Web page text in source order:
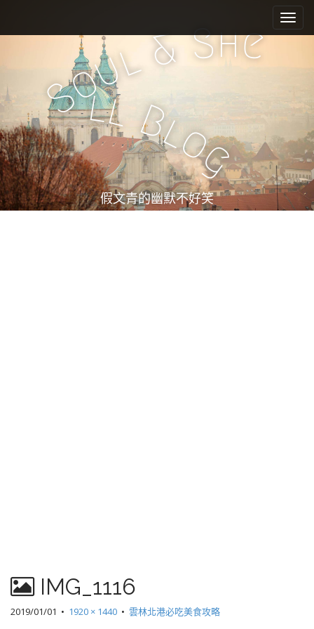
e
n
u
i
c
n
t
e
n
t
Soul&She
ll Bl
og
假文青的幽默不好笑
IMG_1116
2019/01/01 • 1920 × 1440 • 雲林北港必吃美食攻略